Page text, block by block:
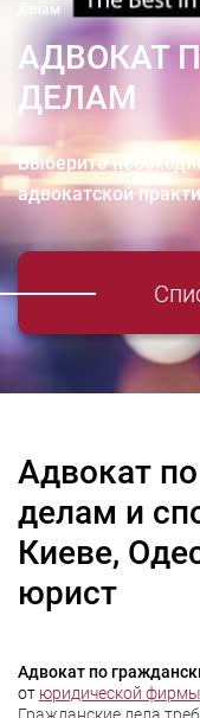
делам
АДВОКАТ
ДЕЛАМ
Выберите
адвокатской
Адвокат
делам и
Киеве,
юрист
Адвокат по
от юридической фирмы